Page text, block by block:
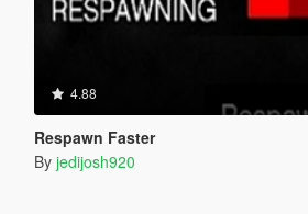
4.88
Respawn Faster
By jedijosh920